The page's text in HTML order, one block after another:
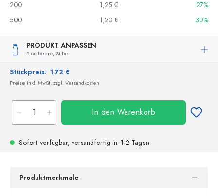
200
1,25 €
27%
500
1,20 € 30%
PRODUKT ANPASSEN
Brombeere, Silber
Stückpreis: 1,72 €
Preise inkl. MwSt. zzgl. Versandkosten
In den Warenkorb
Sofort verfügbar, versandfertig in: 1-2 Tagen
Produktmerkmale